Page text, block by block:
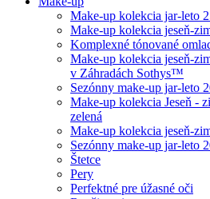
Make-up kolekcia jar-leto
Make-up kolekcia jeseň-
Komplexné tónované
Make-up kolekcia jeseň-
v Záhradách Sothys™
Sezónny make-up jar-leto
Make-up kolekcia Jeseň -
zelená
Make-up kolekcia jeseň-
Sezónny make-up jar-leto
Štetce
Pery
Perfektné pre úžasné oči